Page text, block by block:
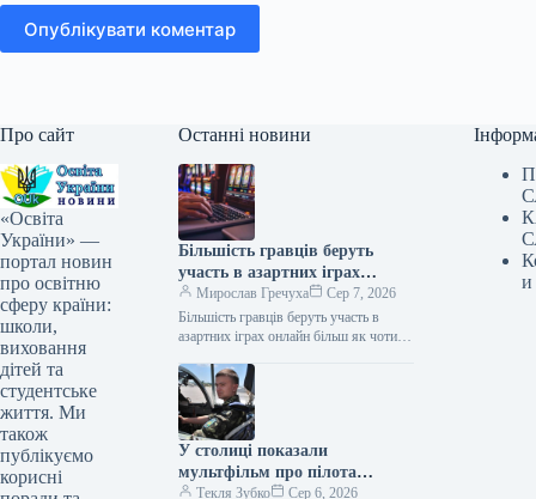
Опублікувати коментар
Про сайт
«Освіта
України» —
портал новин
про освітню
сферу країни:
школи,
виховання
дітей та
студентське
життя. Ми
також
публікуємо
корисні
Останні новини
Більшість гравців беруть
участь в азартних іграх
онлайн більш як чотири роки
Мирослав Гречуха
Сер 7, 2026
Більшість гравців беруть участь в
азартних іграх онлайн більш як чотири
Укрінформ Більшість учасників
дослідження ринку…
У столиці показали
мультфільм про пілота
Олексія «Мунфіша» Меся
Текля Зубко Сер 6, 2026
и